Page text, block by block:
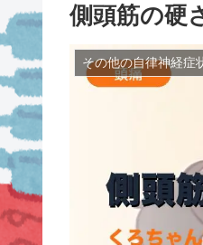
側頭筋の硬
その他の自律神経症